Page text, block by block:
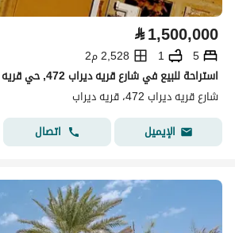
⃁1,500,000
5
1
2,528 م2
شارع قريه ديراب 472، قريه ديراب
الإيميل
اتصال